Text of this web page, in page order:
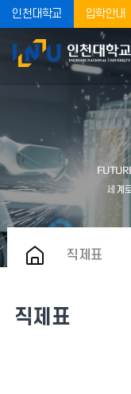
인천대학교 입학안내
직제표
직제표